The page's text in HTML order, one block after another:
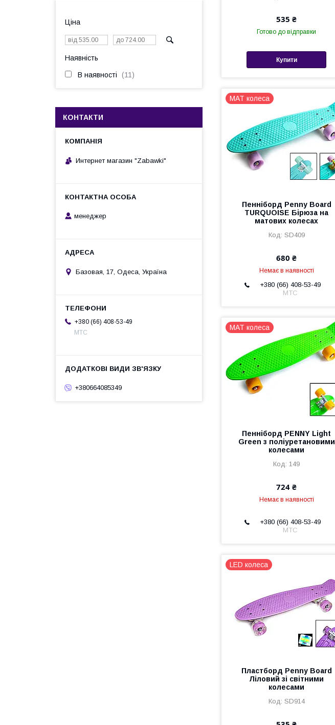
535 ₴
Готово до відправки
Купити
MAT колеса
Пенніборд Penny Board
TURQUOISE Бірюза на
матових колесах
SD409
680 ₴
Немає в наявності
+380 (66) 408-53-49
МТС
MAT колеса
Пенніборд PENNY Light
Green з поліуретановими
колесами
149
724 ₴
Немає в наявності
+380 (66) 408-53-49
МТС
LED колеса
Пластборд Penny Board
Ліловий зі світними
колесами
SD914
Ціна
Наявність
В наявності 11
КОНТАКТИ
Интернет магазин "Zabawki"
менеджер
Базовая, 17, Одеса, Україна
+380 (66) 408-53-49
МТС
+380664085349